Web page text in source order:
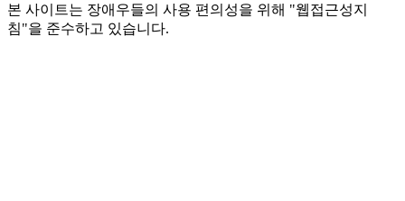
본 사이트는 장애우들의 사용 편의성을 위해 "웹접근성지
침"을 준수하고 있습니다.